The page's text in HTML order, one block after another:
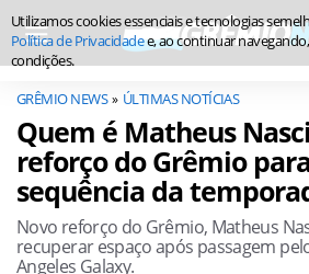
GRÊMIO NEWS ÚLTIMAS NOTÍCIAS
Quem é Matheus
reforço do Grêmio
sequência da
Novo reforço do Grêmio, Matheus
recuperar espaço após passagem
Angeles Galaxy.
Utilizamos cookies essenciais e tecnologias
Política de Privacidadee, ao continuar
condições.